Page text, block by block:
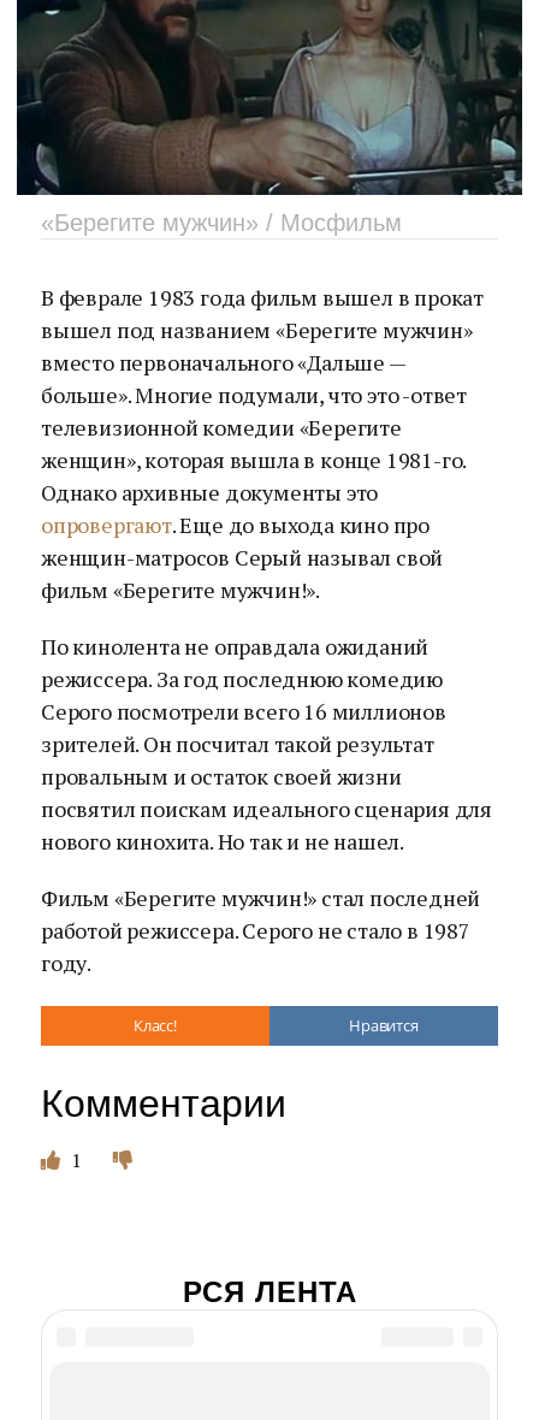
«Берегите мужчин» / Мосфильм
В феврале 1983 года фильм вышел в прокат
вышел под названием «Берегите мужчин»
вместо первоначального «Дальше —
больше». Многие подумали, что это -ответ
телевизионной комедии «Берегите
женщин», которая вышла в конце 1981-го.
Однако архивные документы это
опровергают. Еще до выхода кино про
женщин-матросов Серый называл свой
фильм «Берегите мужчин!».
По кинолента не оправдала ожиданий
режиссера. За год последнюю комедию
Серого посмотрели всего 16 миллионов
зрителей. Он посчитал такой результат
провальным и остаток своей жизни
посвятил поискам идеального сценария для
нового кинохита. Но так и не нашел.
Фильм «Берегите мужчин!» стал последней
работой режиссера. Серого не стало в 1987
году.
Класс! Нравится
Комментарии
1
РСЯ ЛЕНТА